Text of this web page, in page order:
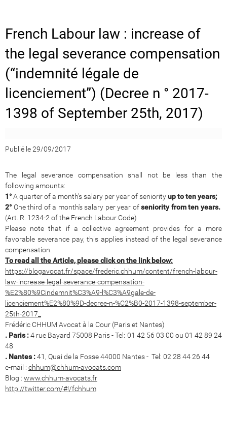
French Labour law : increase of
the legal severance compensation
(“indemnité légale de
licenciement”) (Decree n ° 2017-
1398 of September 25th, 2017)
Publié le 29/09/2017
The legal severance compensation shall not be less than the
following amounts:
1°A quarter of a month's salary per year of seniorityup to ten years;
2° One third of a month's salary per year ofseniority from ten years.
(Art. R. 1234-2 of the French Labour Code)
Please note that if a collective agreement provides for a more
favorable severance pay, this applies instead of the legal severance
compensation.
To read all the Article, please click on the link below:
https://blogavocat.fr/space/frederic.chhum/content/french-labour-
law-increase-legal-severance-compensation-
%E2%80%9Cindemnit%C3%A9-l%C3%A9gale-de-
licenciement%E2%80%9D-decree-n-%C2%B0-2017-1398-september-
25th-2017_
Frédéric CHHUM Avocat à la Cour (Paris et Nantes)
. Paris :4 rue Bayard 75008 Paris - Tel: 01 42 56 03 00 ou 01 42 89 24
48
. Nantes :41, Quai de la Fosse 44000 Nantes - Tel: 02 28 44 26 44
e-mail : chhum@chhum-avocats.com
Blog : www.chhum-avocats.fr
http://twitter.com/#!/fchhum